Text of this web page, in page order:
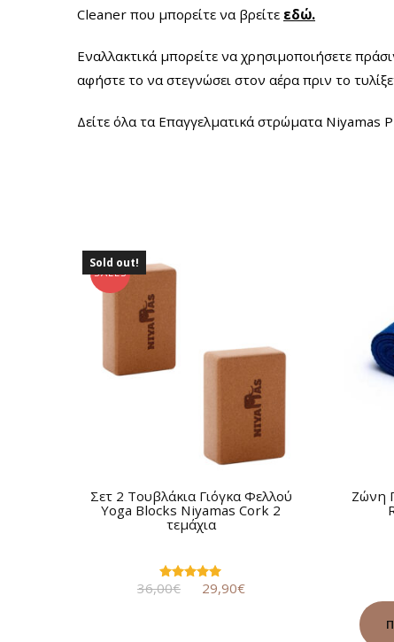
Cleaner που μπορείτε να βρείτε εδώ.
Εναλλακτικά μπορείτε να χρησιμοποιήσετε
αφήστε το να στεγνώσει στον αέρα πριν το
Δείτε όλα τα Επαγγελματικά στρώματα Niyamas
Sold out!
SALES
Σετ 2 Tουβλάκια Γιόγκα Φελλού
Yoga Blocks Niyamas Cork 2
τεμάχια
Βαθμολογήθηκε
36,00€
Original
29,90€
Ζώνη